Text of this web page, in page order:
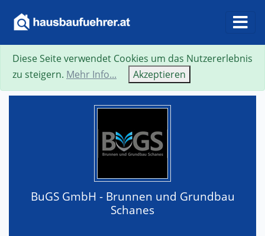
Suche Neue Suche Zurück
BuGS GmbH - Brunnen und Grundbau
Schanes
Diese Seite verwendet Cookies um das Nutzererlebnis
zu steigern. Mehr Info... Akzeptieren